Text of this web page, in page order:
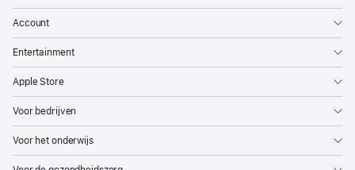
Account
Entertainment
Apple Store
Voor bedrijven
Voor het onderwijs